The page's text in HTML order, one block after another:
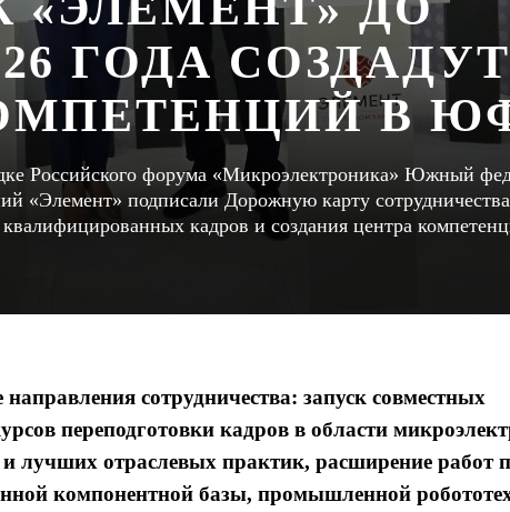
ГОДА СОЗДАДУТ
В
Российского форума «Микроэлектроника» Южный
«Элемент» подписали Дорожную карту
квалифицированных кадров и создания центра
сотрудничества: запуск совместных
переподготовки кадров в области
и лучших отраслевых практик, расширение
компонентной базы, промышленной